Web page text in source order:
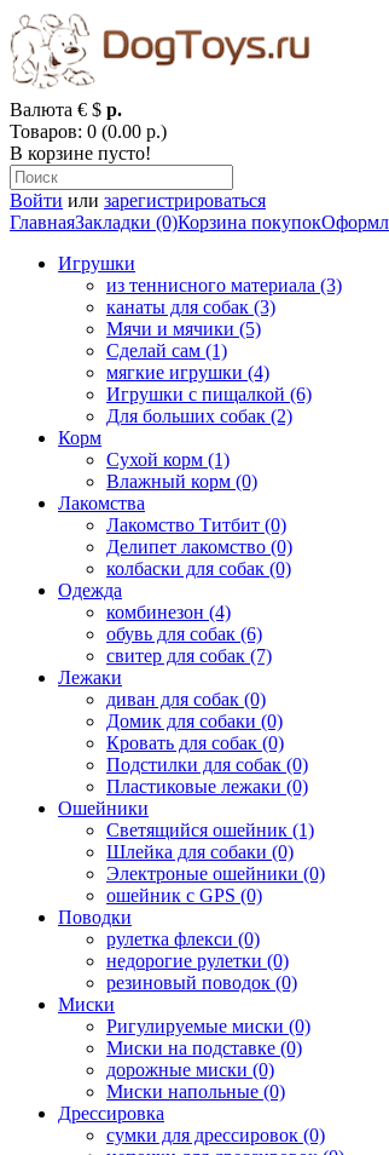
Валюта € $ р.
Товаров: 0 (0.00 р.)
В корзине пусто!
Войти или зарегистрироваться
ГлавнаяЗакладки (0)Корзина покупок
Игрушки
из теннисного материала (3)
канаты для собак (3)
Мячи и мячики (5)
Сделай сам (1)
мягкие игрушки (4)
Игрушки с пищалкой (6)
Для больших собак (2)
Корм
Сухой корм (1)
Влажный корм (0)
Лакомства
Лакомство Титбит (0)
Делипет лакомство (0)
колбаски для собак (0)
Одежда
комбинезон (4)
обувь для собак (6)
свитер для собак (7)
Лежаки
диван для собак (0)
Домик для собаки (0)
Кровать для собак (0)
Подстилки для собак (0)
Пластиковые лежаки (0)
Ошейники
Светящийся ошейник (1)
Шлейка для собаки (0)
Электроные ошейники (0)
ошейник с GPS (0)
Поводки
рулетка флекси (0)
недорогие рулетки (0)
резиновый поводок (0)
Миски
Ригулируемые миски (0)
Миски на подставке (0)
дорожные миски (0)
Миски напольные (0)
Дрессировка
сумки для дрессировок (0)